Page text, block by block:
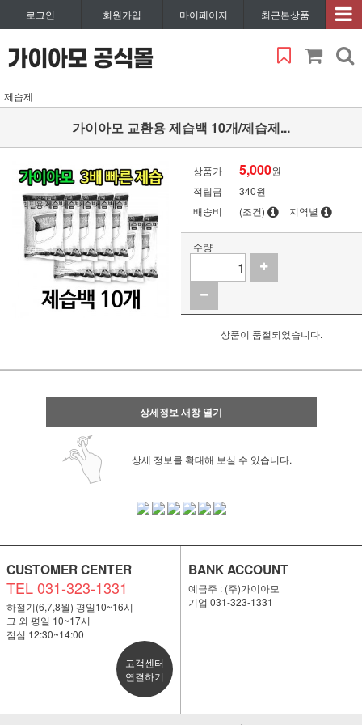
로그인 회원가입 마이페이지 최근본상품
제습제
가이아모 교환용 제습백 10개/제습제...
상품가 5,000원
적립금
340원
배송비
(조건) 지역별
수량
상품이 품절되었습니다.
상세정보 새창 열기
상세 정보를 확대해 보실 수 있습니다.
CUSTOMER CENTER
TEL 031-323-1331
하절기(6,7,8월) 평일10~16시
그 외 평일 10~17시
점심 12:30~14:00
고객센터
연결하기
BANK ACCOUNT
예금주 : (주)가이아모
기업 031-323-1331